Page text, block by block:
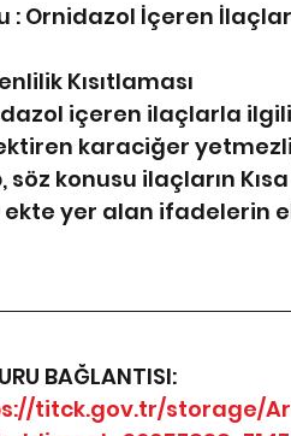
: Ornidazol İçeren
Kısıtlaması
içeren ilaçlarla
karaciğer
söz konusu ilaçların
ekte yer alan ifadelerin
BAĞLANTISI:
titck.gov.tr/storage/